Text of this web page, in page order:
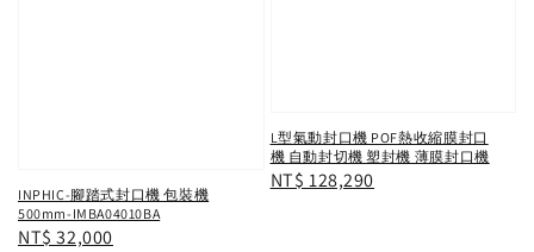
INPHIC-腳踏式封口機 包裝機
500mm-IMBA04010BA
Regular
NT$ 32,000
L型氣動封口機 POF熱收縮膜封口
機 自動封切機 塑封機 薄膜封口機
Regular
NT$ 128,290